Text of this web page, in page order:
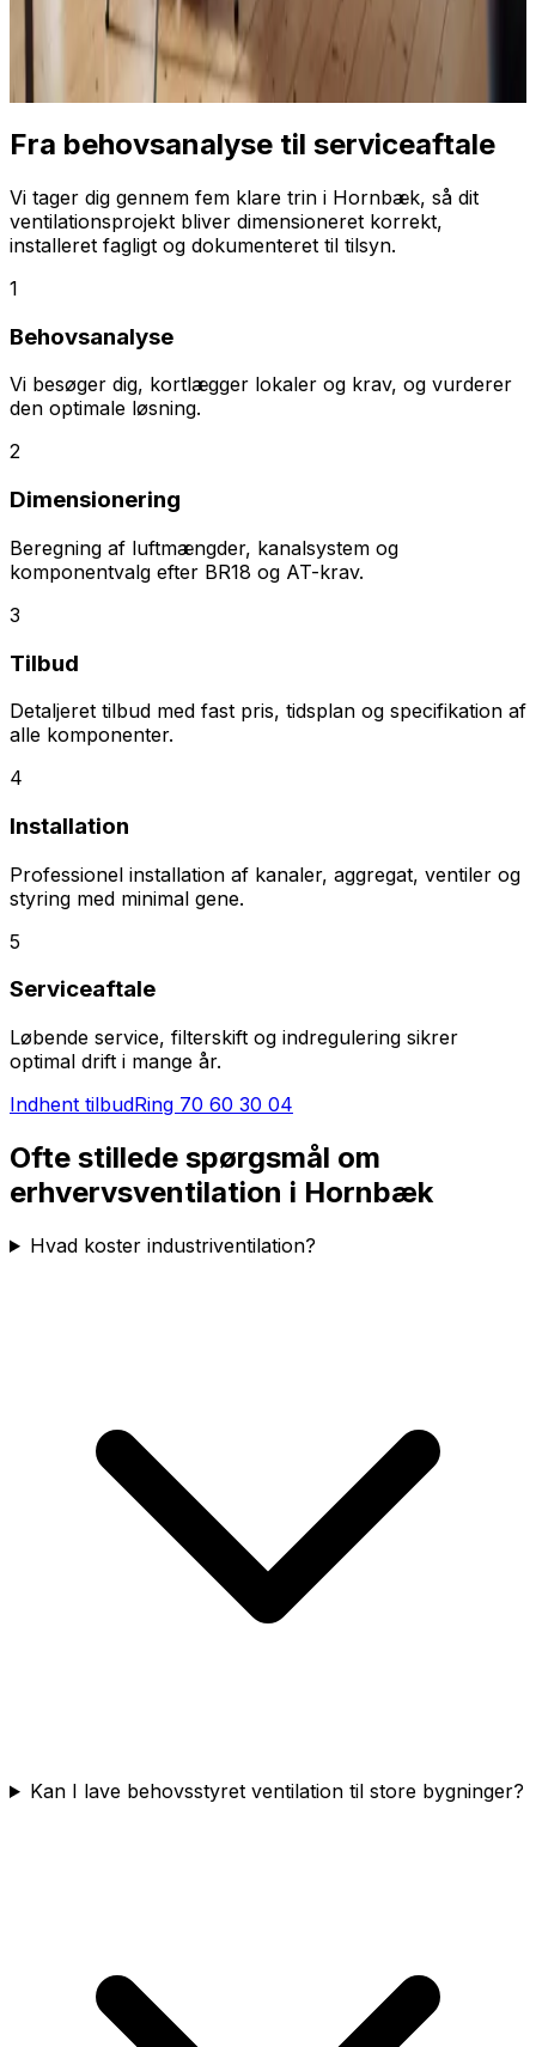
Fra behovsanalyse til serviceaftale
Vi tager dig gennem fem klare trin i Hornbæk, så dit
ventilationsprojekt bliver dimensioneret korrekt,
installeret fagligt og dokumenteret til tilsyn.
1
Behovsanalyse
Vi besøger dig, kortlægger lokaler og krav, og vurderer
den optimale løsning.
2
Dimensionering
Beregning af luftmængder, kanalsystem og
komponentvalg efter BR18 og AT-krav.
3
Tilbud
Detaljeret tilbud med fast pris, tidsplan og specifikation af
alle komponenter.
4
Installation
Professionel installation af kanaler, aggregat, ventiler og
styring med minimal gene.
5
Serviceaftale
Løbende service, filterskift og indregulering sikrer
optimal drift i mange år.
Indhent tilbudRing 70 60 30 04
Ofte stillede spørgsmål om
erhvervsventilation i Hornbæk
Hvad koster industriventilation?
Kan I lave behovsstyret ventilation til store bygninger?